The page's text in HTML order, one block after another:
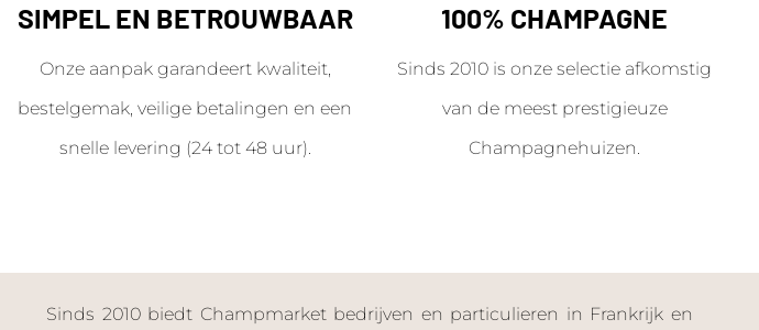
SIMPEL EN BETROUWBAAR
Onze aanpak garandeert kwaliteit,
bestelgemak, veilige betalingen en een
snelle levering (24 tot 48 uur).
100% CHAMPAGNE
Sinds 2010 is onze selectie afkomstig
van de meest prestigieuze
Champagnehuizen.
Sinds 2010 biedt Champmarket bedrijven en particulieren in Frankrijk en